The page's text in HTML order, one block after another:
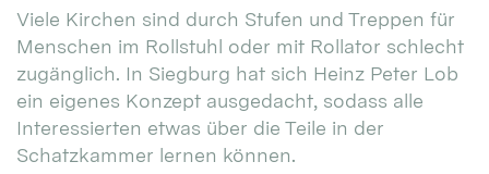
Viele Kirchen sind durch Stufen und Treppen für
Menschen im Rollstuhl oder mit Rollator schlecht
zugänglich. In Siegburg hat sich Heinz Peter Lob
ein eigenes Konzept ausgedacht, sodass alle
Interessierten etwas über die Teile in der
Schatzkammer lernen können.